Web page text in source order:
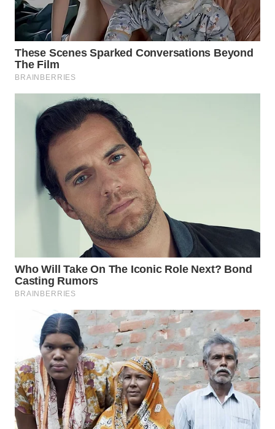
WN
KARO
WN
SIMALUNGUN
WN
LABUHANBATU
WN
TAPANULI
TENGAH
WN DELI
TEBING
TINGGI
PAKPAK
WN
KARAWANG
WN
BEKASI